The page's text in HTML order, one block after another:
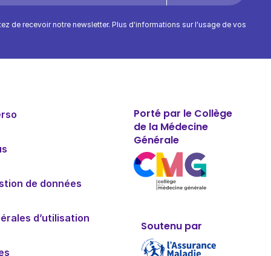
de recevoir notre newsletter. Plus d'informations sur l'usage de vos
de données
d’utilisation
Porté par le Collège
de la Médecine
Générale
Soutenu par